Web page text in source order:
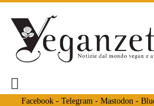
Facebook- Telegram - Mastodon -